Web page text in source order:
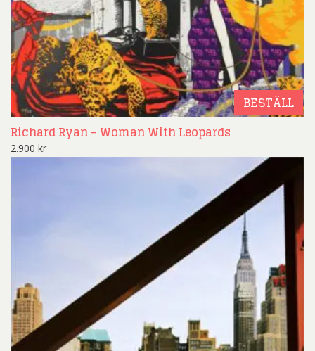
BESTÄLL
Richard Ryan – Woman With Leopards
2.900 kr